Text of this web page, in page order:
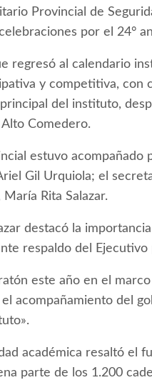
Provincial de
por el 24°
regresó al calendario
y competitiva, con
del instituto,
Comedero.
estuvo acompañado
Gil Urquiola; el
Rita Salazar.
destacó la
respaldo del Ejecutivo
este año en el
acompañamiento del
académica resaltó el
parte de los 1.200